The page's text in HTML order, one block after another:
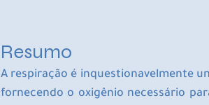
Resumo
A respiração é inquestionavelmente
fornecendo o oxigênio necessário